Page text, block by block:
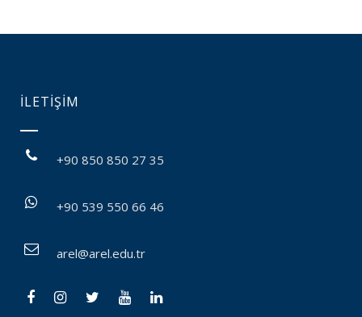
İLETİŞİM
+90 850 850 27 35
+90 539 550 66 46
arel@arel.edu.tr